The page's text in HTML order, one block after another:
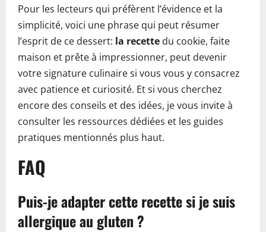
Pour les lecteurs qui préfèrent l’évidence et la
simplicité, voici une phrase qui peut résumer
l’esprit de ce dessert: la recette du cookie, faite
maison et prête à impressionner, peut devenir
votre signature culinaire si vous vous y consacrez
avec patience et curiosité. Et si vous cherchez
encore des conseils et des idées, je vous invite à
consulter les ressources dédiées et les guides
pratiques mentionnés plus haut.
FAQ
Puis-je adapter cette recette si je suis
allergique au gluten ?